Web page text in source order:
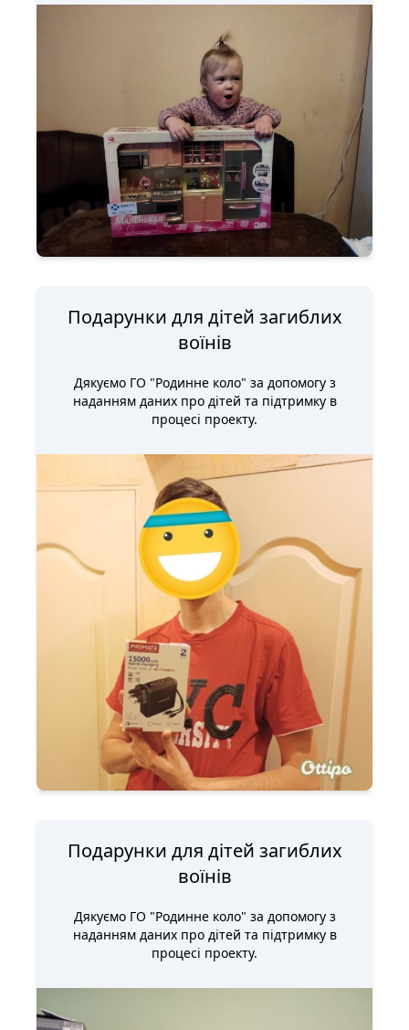
Подарунки для дітей загиблих
воїнів
Дякуємо ГО "Родинне коло" за допомогу з
наданням даних про дітей та підтримку в
процесі проекту.
Подарунки для дітей загиблих
воїнів
Дякуємо ГО "Родинне коло" за допомогу з
наданням даних про дітей та підтримку в
процесі проекту.